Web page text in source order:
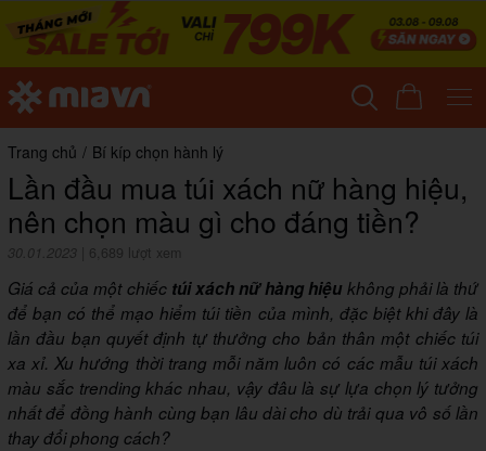
Trang chủ / Bí kíp chọn hành lý
Lần đầu mua túi xách nữ hàng hiệu,
nên chọn màu gì cho đáng tiền?
30.01.2023 6,689 lượt xem
Giá cả của một chiếc túi xách nữ hàng hiệu không phải là thứ
để bạn có thể mạo hiểm túi tiền của mình, đặc biệt khi đây là
lần đầu bạn quyết định tự thưởng cho bản thân một chiếc túi
xa xỉ. Xu hướng thời trang mỗi năm luôn có các mẫu túi xách
màu sắc trending khác nhau, vậy đâu là sự lựa chọn lý tưởng
nhất để đồng hành cùng bạn lâu dài cho dù trải qua vô số lần
thay đổi phong cách?